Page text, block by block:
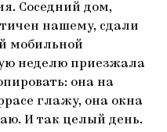
Соседний дом,
нашему, сдали
мобильной
неделю приезжала
она на
глажу, она окна
И так целый день.